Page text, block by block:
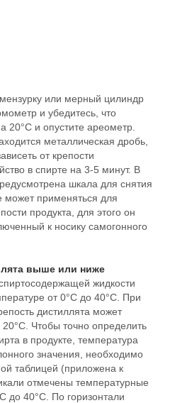
или мерный цилиндр
и убедитесь, что
20°С и опустите ареометр.
металлическая дробь,
от крепости
в спирте на 3-5 минут. В
шкала для снятия
может применяться для
продукта, для этого он
к носику самогонного
выше или ниже
жидкости
от 0°С до 40°С. При
дистиллята может
Чтобы точно определить
в продукте, температура
значения, необходимо
таблицей (приложена к
отмечены температурные
до 40°С. По горизонтали